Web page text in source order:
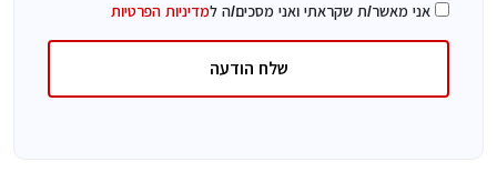
אני מאשר/ת שקראתי ואני מסכים/ה למדיניות הפרטיות
שלח הודעה